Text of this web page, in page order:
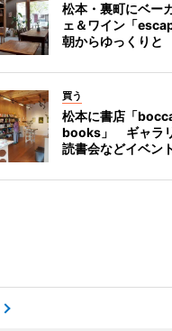
松本・裏町にベー
ェ＆ワイン「
朝からゆっくりと
買う
松本に書店「
books」 ギャラ
読書会などイベン